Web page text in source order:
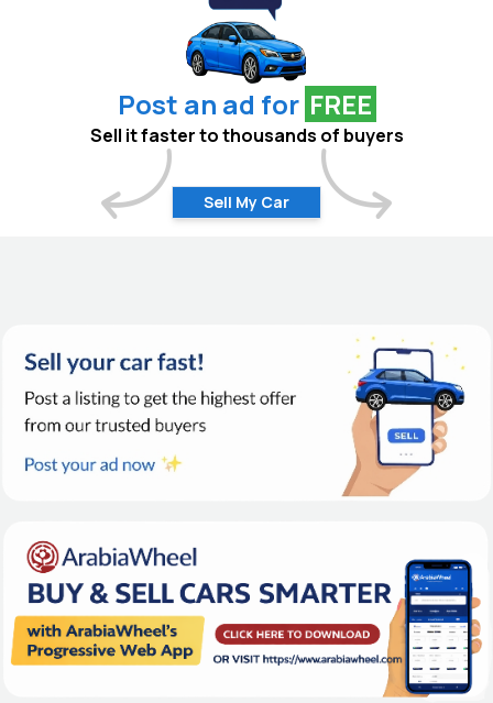
Post an ad for FREE
Sell it faster to thousands of buyers
Sell My Car